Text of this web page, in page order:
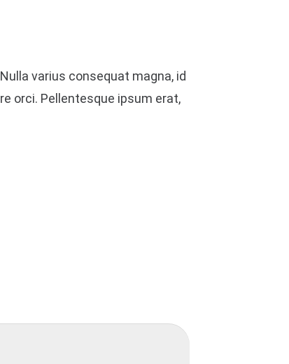
varius consequat magna, id
orci. Pellentesque ipsum erat,